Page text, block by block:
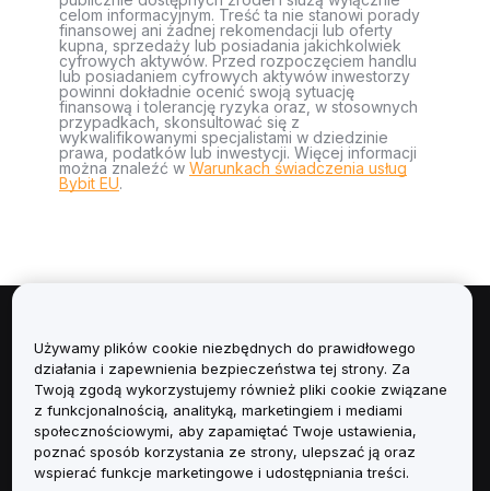
celom informacyjnym. Treść ta nie stanowi porady
finansowej ani żadnej rekomendacji lub oferty
kupna, sprzedaży lub posiadania jakichkolwiek
cyfrowych aktywów. Przed rozpoczęciem handlu
lub posiadaniem cyfrowych aktywów inwestorzy
powinni dokładnie ocenić swoją sytuację
finansową i tolerancję ryzyka oraz, w stosownych
przypadkach, skonsultować się z
wykwalifikowanymi specjalistami w dziedzinie
prawa, podatków lub inwestycji. Więcej informacji
można znaleźć w Warunkach świadczenia usług
Bybit EU.
Informacje
Usługi
Obsługa Klienta
Używamy plików cookie niezbędnych do prawidłowego
działania i zapewnienia bezpieczeństwa tej strony. Za
Twoją zgodą wykorzystujemy również pliki cookie związane
z funkcjonalnością, analityką, marketingiem i mediami
społecznościowymi, aby zapamiętać Twoje ustawienia,
poznać sposób korzystania ze strony, ulepszać ją oraz
wspierać funkcje marketingowe i udostępniania treści.